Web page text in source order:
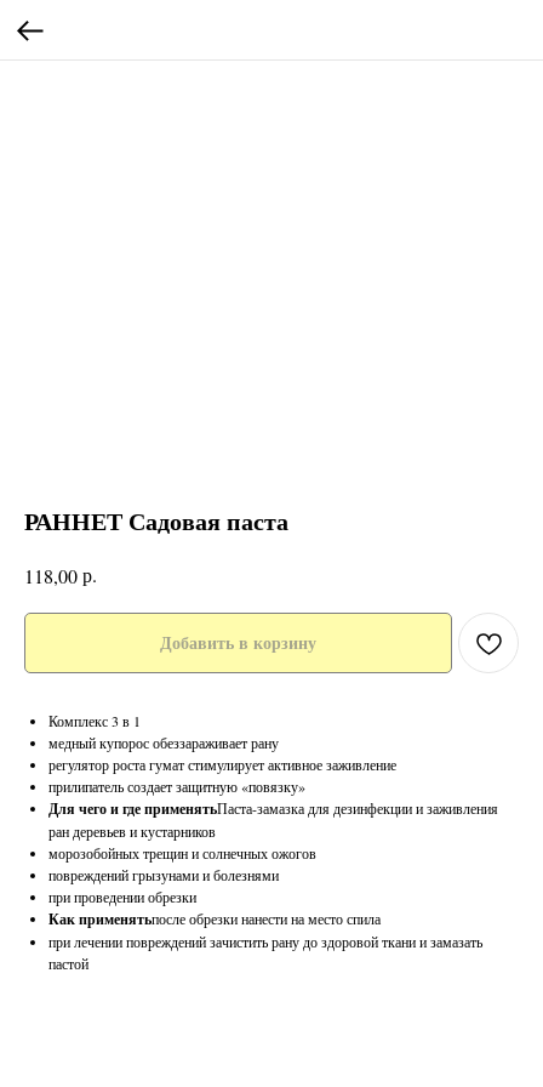
РАННЕТ Садовая паста
118,00р.
Добавить в корзину
Комплекс 3 в 1
медный купорос обеззараживает рану
регулятор роста гумат стимулирует активное заживление
прилипатель создает защитную «повязку»
Для чего и где применятьПаста-замазка для дезинфекции и заживления
ран деревьев и кустарников
морозобойных трещин и солнечных ожогов
повреждений грызунами и болезнями
при проведении обрезки
Как применятьпосле обрезки нанести на место спила
при лечении повреждений зачистить рану до здоровой ткани и замазать
пастой